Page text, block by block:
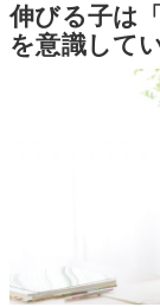
伸びる子は
を意識して